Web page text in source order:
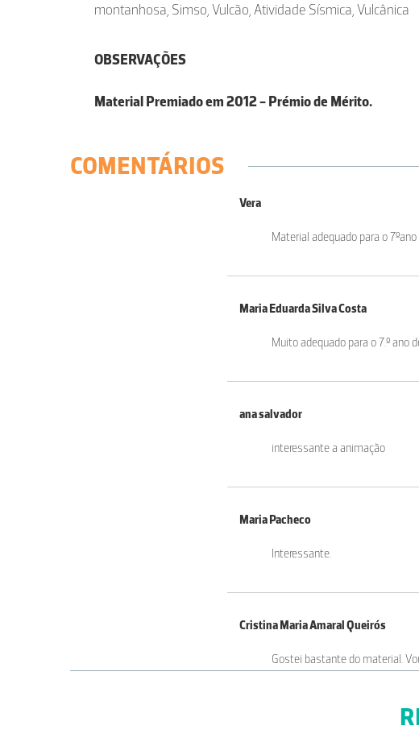
montanhosa, Simso, Vulcão, Atividade Sísmica, Vulcânica
OBSERVAÇÕES
Material Premiado em 2012 - Prémio de Mérito.
COMENTÁRIOS
Vera
Material adequado para o
Maria Eduarda Silva Costa
Muito adequado para o 7.º ano
ana salvador
interessante a animação
Maria Pacheco
Interessante.
Cristina Maria Amaral Queirós
Gostei bastante do material.